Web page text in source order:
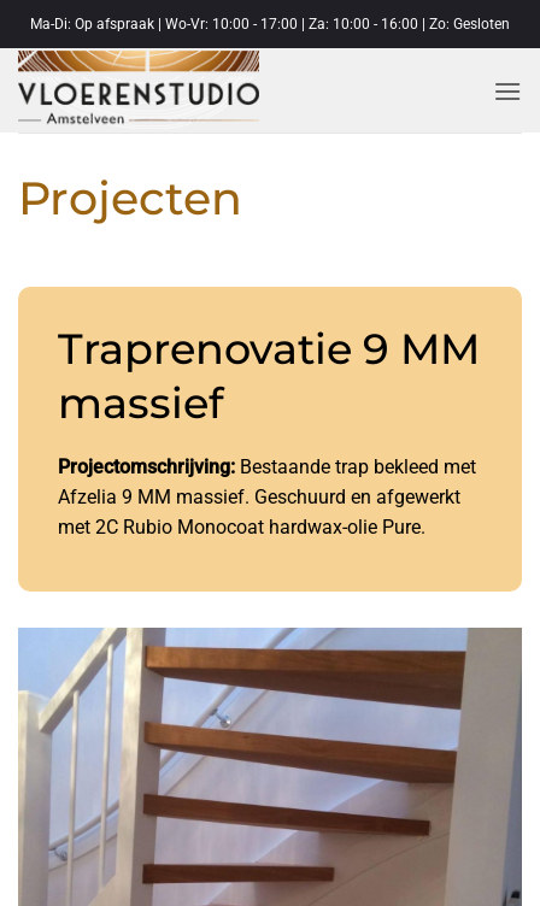
naar
inhoud
Ma-Di: Op afspraak | Wo-Vr: 10:00 - 17:00 | Za: 10:00 - 16:00 | Zo: Gesloten
Projecten
Traprenovatie 9 MM
massief
Projectomschrijving: Bestaande trap bekleed met
Afzelia 9 MM massief. Geschuurd en afgewerkt
met 2C Rubio Monocoat hardwax-olie Pure.